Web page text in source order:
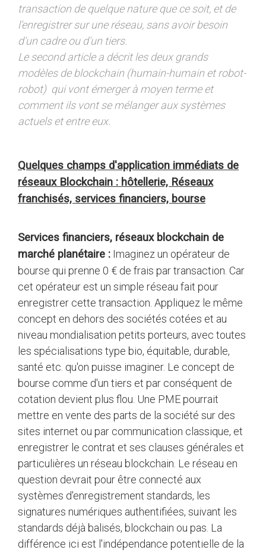
transaction de quelque nature que ce soit, et de
l'enregistrer sur une réseau, sans avoir besoin
d'un cadre ou d'un tiers.
Le second article a décrit les deux grands
modèles de blockchain (humain-humain et robot-
robot) qui vont émerger à moyen terme et
comment ils vont se mélanger aux systèmes
actuels et entre eux.
Quelques champs d'application immédiats de
réseaux Blockchain : hôtellerie, Réseaux
franchisés, services financiers, bourse
Services financiers, réseaux blockchain de
marché planétaire : Imaginez un opérateur de
bourse qui prenne 0 € de frais par transaction. Car
cet opérateur est un simple réseau fait pour
enregistrer cette transaction. Appliquez le même
concept en dehors des sociétés cotées et au
niveau mondialisation petits porteurs, avec toutes
les spécialisations type bio, équitable, durable,
santé etc. qu'on puisse imaginer. Le concept de
bourse comme d'un tiers et par conséquent de
cotation devient plus flou. Une PME pourrait
mettre en vente des parts de la société sur des
sites internet ou par communication classique, et
enregistrer le contrat et ses clauses générales et
particulières un réseau blockchain. Le réseau en
question devrait pour être connecté aux
systèmes d'enregistrement standards, les
signatures numériques authentifiées, suivant les
standards déjà balisés, blockchain ou pas. La
différence ici est l'indépendance potentielle de la